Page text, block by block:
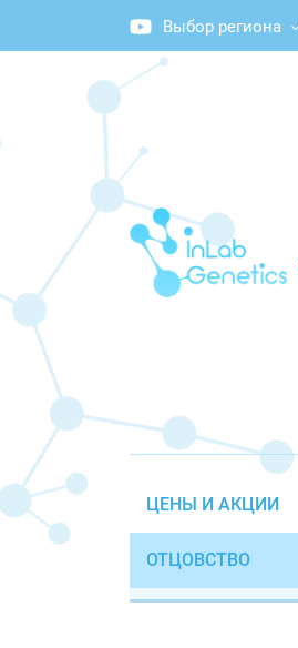
Выбор региона
ЦЕНЫ И АКЦИИ
ОТЦОВСТВО